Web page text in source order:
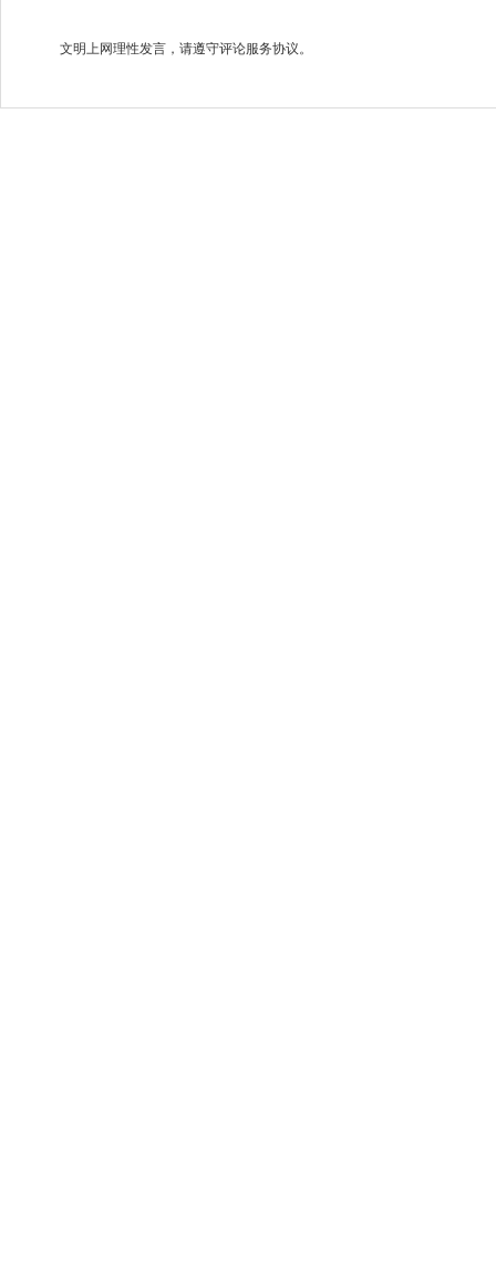
文明上网理性发言，请遵守评论服务协议。